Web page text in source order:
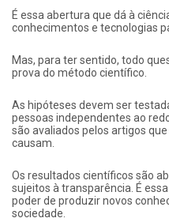
É essa abertura que dá à
conhecimentos e tecnologias
Mas, para ter sentido, todo
prova do método científico.
As hipóteses devem ser
pessoas independentes ao
são avaliados pelos artigos
causam.
Os resultados científicos são
sujeitos à transparência. É
poder de produzir novos
sociedade.